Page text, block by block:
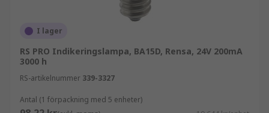
I lager
RS PRO Indikeringslampa, BA15D, Rensa, 24V 200mA
3000 h
RS-artikelnummer 339-3327
Antal (1 förpackning med 5 enheter)